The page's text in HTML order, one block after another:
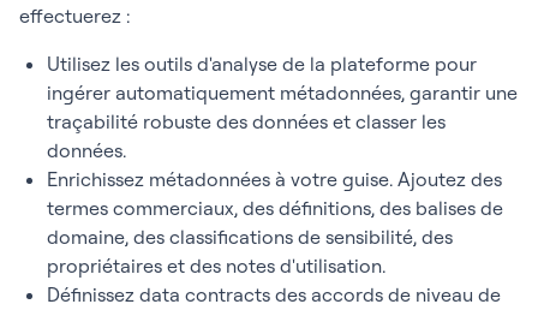
effectuerez :
Utilisez les outils d'analyse de la plateforme pour
ingérer automatiquement métadonnées, garantir une
traçabilité robuste des données et classer les
données.
Enrichissez métadonnées à votre guise. Ajoutez des
termes commerciaux, des définitions, des balises de
domaine, des classifications de sensibilité, des
propriétaires et des notes d'utilisation.
Définissez data contracts des accords de niveau de